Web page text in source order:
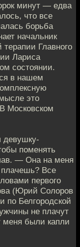
минут — едва
что все
борьба
начальник
Главного
Лариса
состоянии.
в нашем
это
Московском
девушку-
поменять
— Она на меня
плачешь? Все
первого
(Юрий Солоров
по Белгородской
не плачут
меня были капли